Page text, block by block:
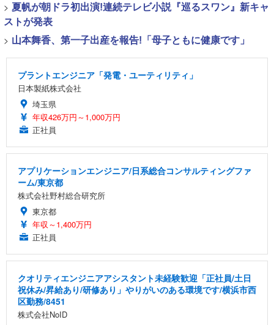
> 夏帆が朝ドラ初出演!連続テレビ小説『巡るスワン』新キャ
ストが発表
> 山本舞香、第一子出産を報告!「母子ともに健康です」
プラントエンジニア「発電・ユーティリティ」
日本製紙株式会社
埼玉県
年収426万円～1,000万円
正社員
アプリケーションエンジニア/日系総合コンサルティングファ
ーム/東京都
株式会社野村総合研究所
東京都
年収～1,400万円
正社員
クオリティエンジニアアシスタント未経験歓迎「正社員/土日
祝休み/昇給あり/研修あり」やりがいのある環境です/横浜市西
区勤務/8451
株式会社NoID